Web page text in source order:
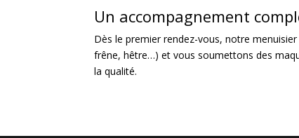
Un accompagnement
Dès le premier rendez-vous, notre
frêne, hêtre…) et vous soumettons des
la qualité.